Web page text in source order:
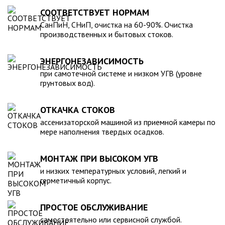
для машины. При подборе септика нужно рассчитать объем
стоков в зависимости от количества пользователей и
возможности залпового слива.
устойчивость к воздействию любых агрессивных веществ.
2. Возможность использования при больших перепадах
температуры, в том числе при очень низких в зимний
период. 3. Долговечность – срок эксплуатации исчисляется
устанавливается на подготовленном месте в течение
нескольких часов. 5. Простота обслуживания.В
ассортименте продукции, реализуемой нашей компанией –
пластиковые и стеклопластиковые изделия, изготовленные
в полном соответствии с Государственными стандартами,
санитарно-гигиеническими и другими нормативами.
СООТВЕТСТВУЕТ НОРМАМ
СанПиН, СНиП, очистка на 60-90%. Очистка
производственных и бытовых стоков.
ЭНЕРГОНЕЗАВИСИМОСТЬ
при самотечной системе и низком УГВ (уровне
грунтовых вод).
ОТКАЧКА СТОКОВ
ассенизаторской машиной из приемной камеры по
мере наполнения твердых осадков.
МОНТАЖ ПРИ ВЫСОКОМ УГВ
и низких температурных условий, легкий и
герметичный корпус.
ПРОСТОЕ ОБСЛУЖИВАНИЕ
самостоятельно или сервисной службой.